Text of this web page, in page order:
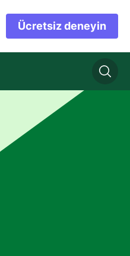
Ücretsiz deneyin